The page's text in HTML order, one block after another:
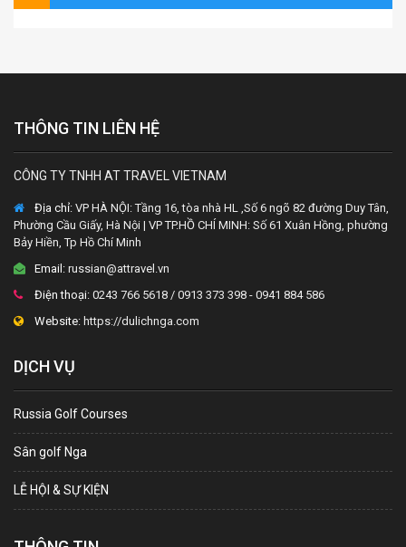
THÔNG TIN LIÊN HỆ
CÔNG TY TNHH AT TRAVEL VIETNAM
Địa chỉ: VP HÀ NỘI: Tầng 16, tòa nhà HL ,Số 6 ngõ 82 đường Duy Tân,
Phường Cầu Giấy, Hà Nội | VP TP.HỒ CHÍ MINH: Số 61 Xuân Hồng, phường
Bảy Hiền, Tp Hồ Chí Minh
Email: russian@attravel.vn
Điện thoại: 0243 766 5618 / 0913 373 398 - 0941 884 586
Website: https://dulichnga.com
DỊCH VỤ
Russia Golf Courses
Sân golf Nga
LỄ HỘI & SỰ KIỆN